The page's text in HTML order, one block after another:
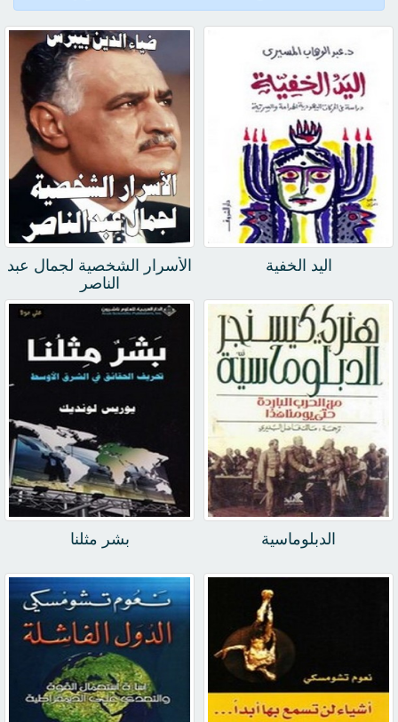
اليد الخفية
الأسرار الشخصية لجمال عبد
الناصر
الدبلوماسية بشر مثلنا